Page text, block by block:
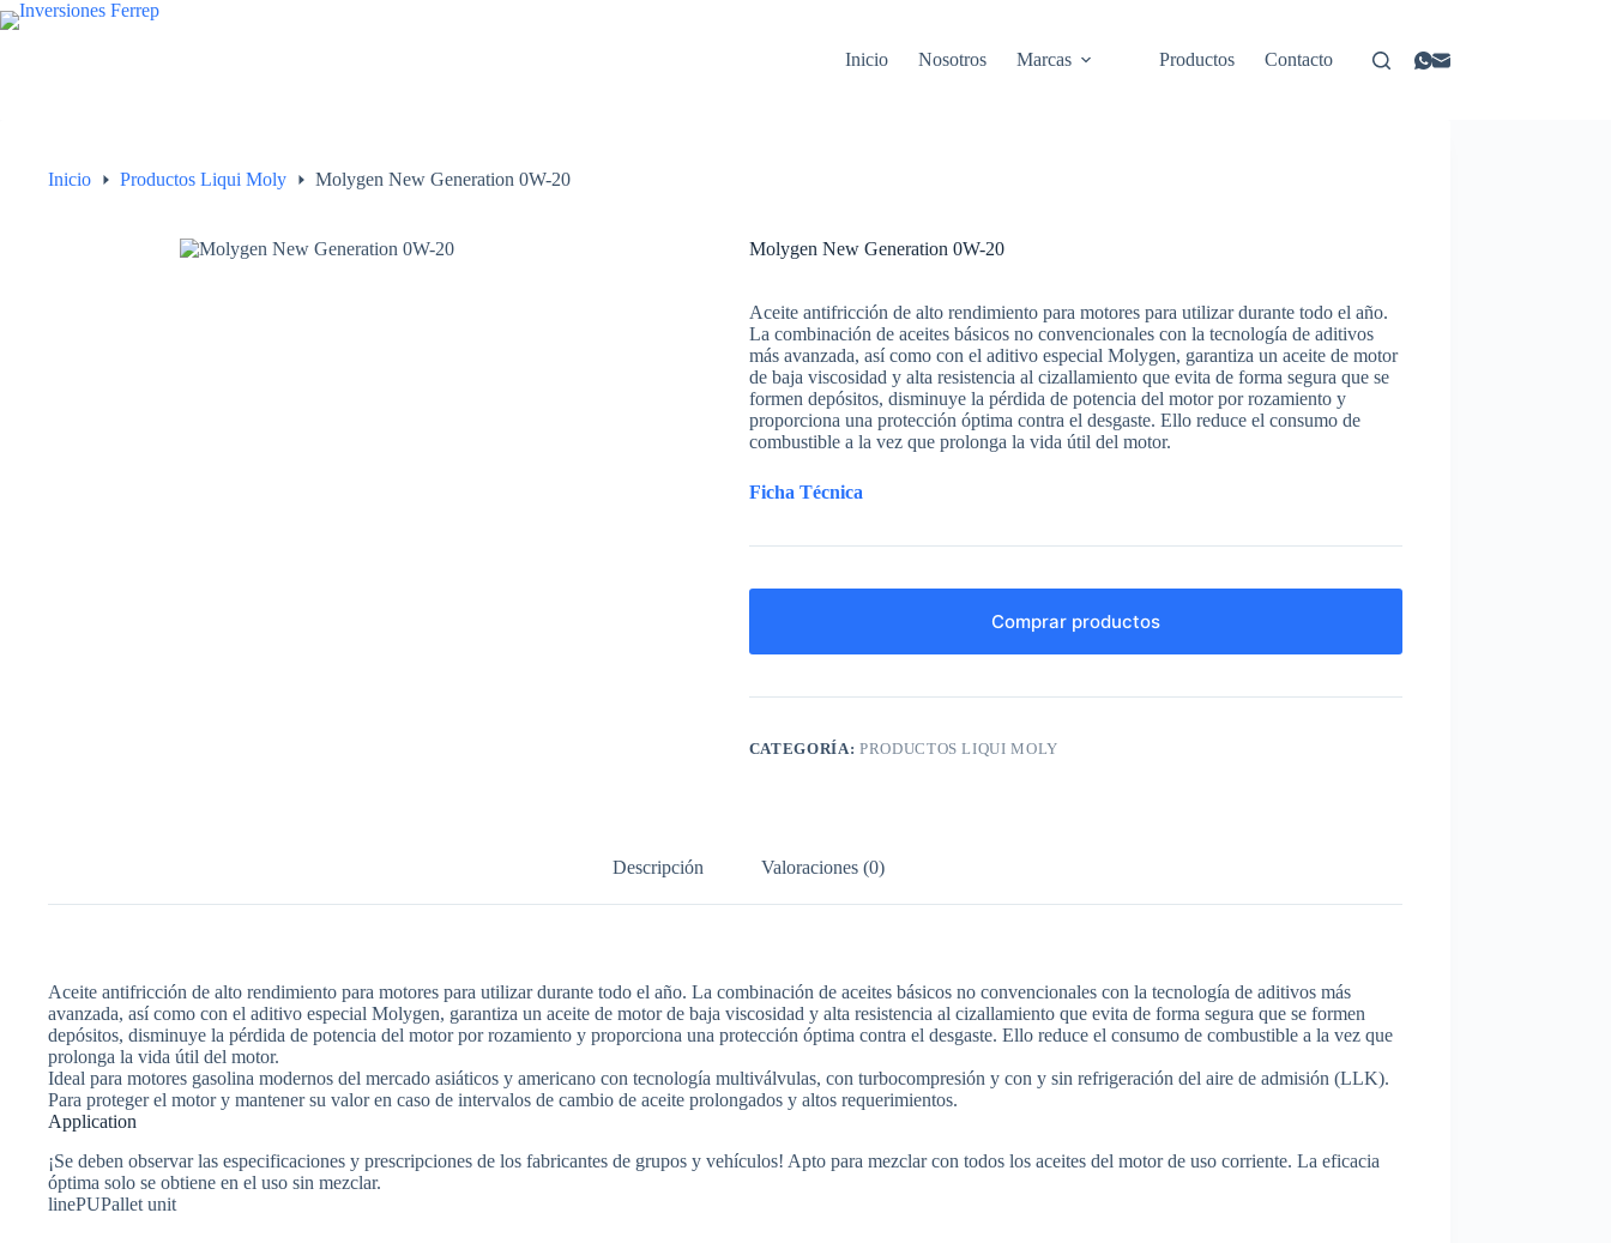
Saltar
al
Inicio Nosotros Marcas Productos Contacto
Inicio Productos Liqui Moly Molygen New Gene­ra­tion 0W-20
Molygen New Gene­ra­tion 0W-20
Aceite antifricción de alto rendimiento para motores para utilizar durante todo el año.
La combinación de aceites básicos no convencionales con la tecnología de aditivos
más avanzada, así como con el aditivo especial Molygen, garantiza un aceite de motor
de baja viscosidad y alta resistencia al cizallamiento que evita de forma segura que se
formen depósitos, disminuye la pérdida de potencia del motor por rozamiento y
proporciona una protección óptima contra el desgaste. Ello reduce el consumo de
combustible a la vez que prolonga la vida útil del motor.
Ficha Técnica
Comprar productos
CATEGORÍA: PRODUCTOS LIQUI MOLY
Descripción Valoraciones (0)
Aceite antifricción de alto rendimiento para motores para utilizar durante todo el año. La combinación de aceites básicos no convencionales con la tecnología de aditivos más
avanzada, así como con el aditivo especial Molygen, garantiza un aceite de motor de baja viscosidad y alta resistencia al cizallamiento que evita de forma segura que se formen
depósitos, disminuye la pérdida de potencia del motor por rozamiento y proporciona una protección óptima contra el desgaste. Ello reduce el consumo de combustible a la vez que
prolonga la vida útil del motor.
Ideal para motores gasolina modernos del mercado asiáticos y americano con tecnología multiválvulas, con turbocompresión y con y sin refrigeración del aire de admisión (LLK).
Para proteger el motor y mantener su valor en caso de intervalos de cambio de aceite prolongados y altos requerimientos.
Appli­ca­tion
¡Se deben observar las especificaciones y prescripciones de los fabricantes de grupos y vehículos! Apto para mezclar con todos los aceites del motor de uso corriente. La eficacia
óptima solo se obtiene en el uso sin mezclar.
linePUPallet unit